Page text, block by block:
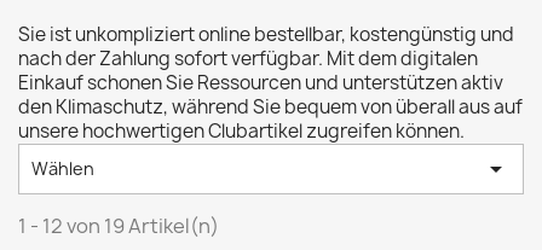
Sie ist unkompliziert online bestellbar, kostengünstig und
nach der Zahlung sofort verfügbar. Mit dem digitalen
Einkauf schonen Sie Ressourcen und unterstützen aktiv
den Klimaschutz, während Sie bequem von überall aus auf
unsere hochwertigen Clubartikel zugreifen können.
Wählen 
1 - 12 von 19 Artikel(n)